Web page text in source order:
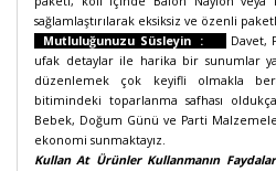
sağlamlaştırılarak eksiksiz ve özenli
Mutluluğunuzu Süsleyin :
Davet,
ufak detaylar ile harika bir sunumlar
düzenlemek çok keyifli olmakla
bitimindeki toparlanma safhası
Bebek, Doğum Günü ve Parti
ekonomi sunmaktayız.
Kullan At Ürünler Kullanmanın